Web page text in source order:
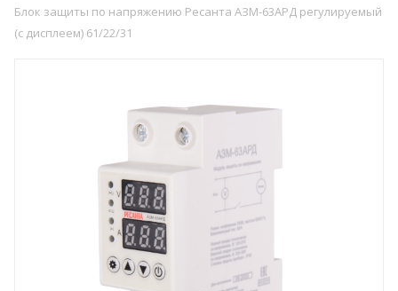
Блок защиты по напряжению Ресанта АЗМ-63АРД регулируемый
(с дисплеем) 61/22/31